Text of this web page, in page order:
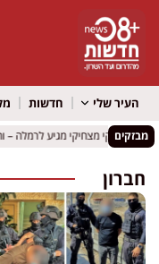
העיר שלי חדשות
מבזקים
רועיקי מצחיקי מגיע לרמלה –
רועיקי מצחיקי מגיע לרמלה –
חברון